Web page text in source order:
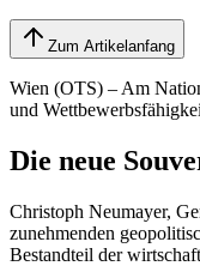
Zum Artikelanfang
Wien (OTS) – Am
und
Die neue
Christoph Neumayer,
zunehmenden
Bestandteil der